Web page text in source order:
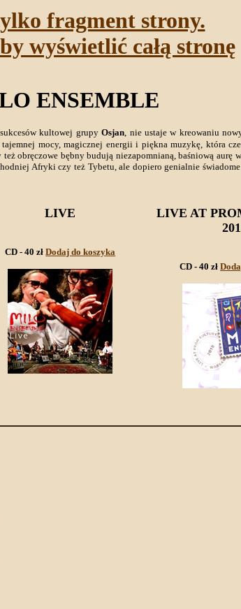
fragment strony.
wyświetlić całą stronę
ENSEMBLE
sukcesów kultowej grupyOsjan, nie ustaje w kreowaniu
mocy, magicznej energii i piękna muzykę, która
obręczowe bębny budują niezapomnianą, baśniową aurę
Afryki czy też Tybetu, ale dopiero genialnie
LIVE
CD - 40 złDodaj do koszyka
LIVE AT
CD - 40 zł